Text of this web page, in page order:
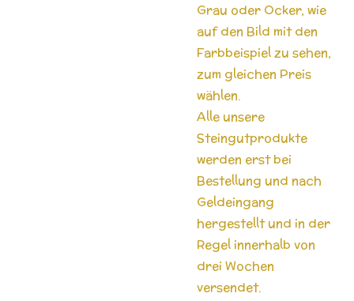
Grau oder Ocker, wie
auf den Bild mit den
Farbbeispiel zu sehen,
zum gleichen Preis
wählen.
Alle unsere
Steingutprodukte
werden erst bei
Bestellung und nach
Geldeingang
hergestellt und in der
Regel innerhalb von
drei Wochen
versendet.